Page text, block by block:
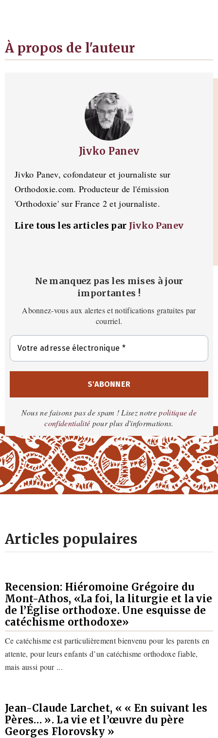
À propos de l'auteur
Jivko Panev
Jivko Panev, cofondateur et journaliste sur
Orthodoxie.com. Producteur de l'émission
'Orthodoxie' sur France 2 et journaliste.
Lire tous les articles par Jivko Panev
Ne manquez pas les mises à jour
importantes !
Abonnez-vous aux alertes et notifications gratuites par
courriel.
Nous ne faisons pas de spam ! Lisez notrepolitique de
confidentialité pour plus d'informations.
Articles populaires
Recension: Hiéromoine Grégoire du
Mont-Athos, «La foi, la liturgie et la vie
de l’Église orthodoxe. Une esquisse de
catéchisme orthodoxe»
Ce catéchisme est particulièrement bienvenu pour les parents en
attente, pour leurs enfants d’un catéchisme orthodoxe fiable,
mais aussi pour ...
Jean-Claude Larchet, « « En suivant les
Pères… ». La vie et l’œuvre du père
Georges Florovsky »